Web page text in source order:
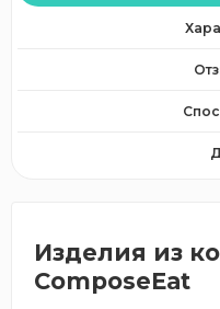
Изделия из
ComposeEat